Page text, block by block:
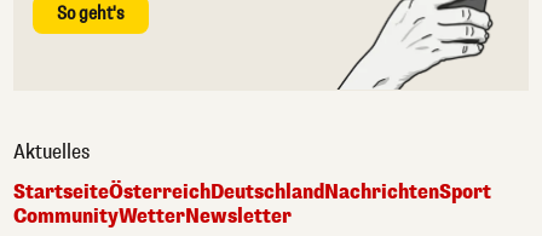
So geht's
Aktuelles
StartseiteÖsterreichDeutschlandNachrichtenSport
CommunityWetterNewsletter